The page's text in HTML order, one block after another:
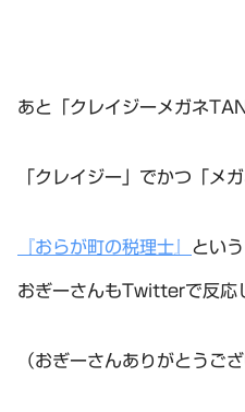
あと「クレイジーメガネ
「クレイジー」でかつ「メ
『おらが町の税理士』 とい
おぎーさんもTwitterで反応
（おぎーさんありがとうござ